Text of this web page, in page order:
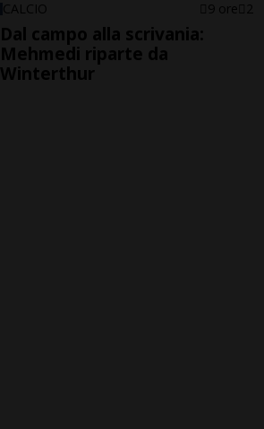
CALCIO 9 ore 2
Dal campo alla scrivania:
Mehmedi riparte da
Winterthur